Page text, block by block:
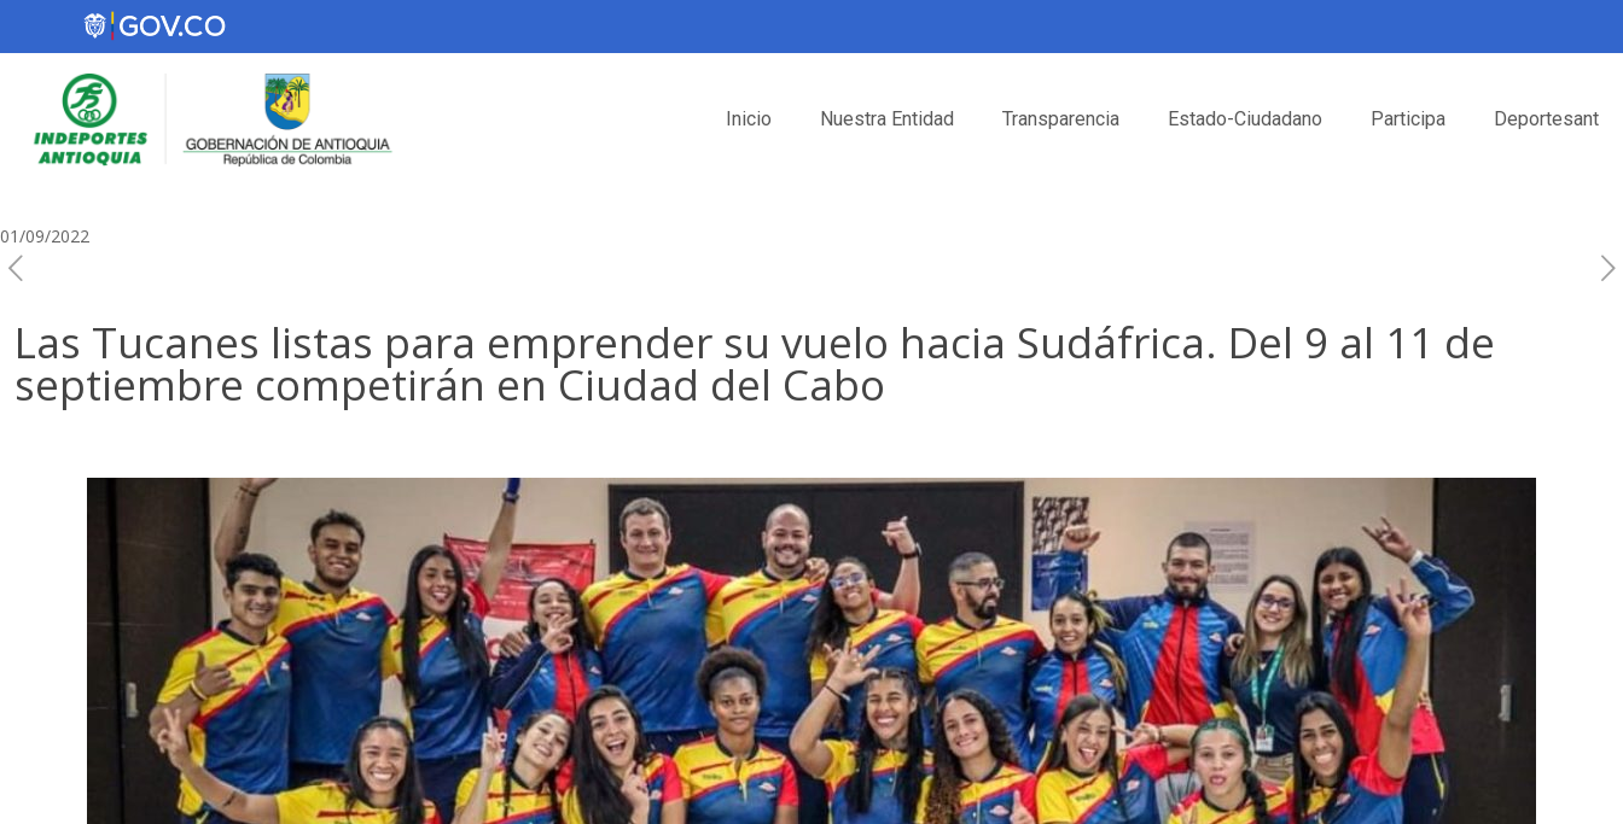
Inicio Nuestra Entidad Transparencia Estado-Ciudadano Participa Deportesant
01/09/2022
Las Tucanes listas para emprender su vuelo hacia Sudáfrica. Del 9 al 11 de
septiembre competirán en Ciudad del Cabo